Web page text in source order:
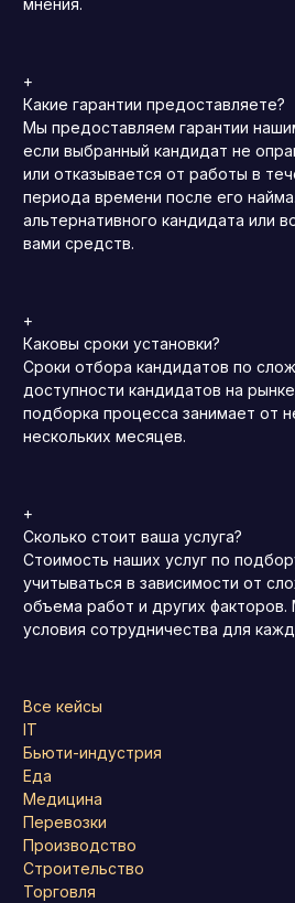
+
Какие гарантии предоставляете?
Мы предоставляем гарантии
если выбранный кандидат не
или отказывается от работы в
периода времени после его
альтернативного кандидата или
вами средств.
+
Каковы сроки установки?
Сроки отбора кандидатов по
доступности кандидатов на
подборка процесса занимает от
нескольких месяцев.
+
Сколько стоит ваша услуга?
Стоимость наших услуг по
учитываться в зависимости от
объема работ и других
условия сотрудничества для
Все кейсы
IT
Бьюти-индустрия
Еда
Медицина
Перевозки
Производство
Строительство
Торговля